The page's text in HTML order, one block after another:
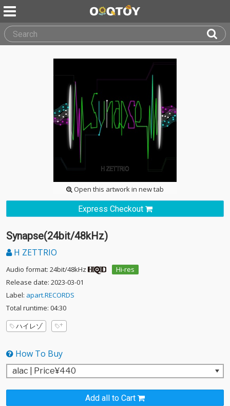
Open this artwork in new tab
Express Checkout
Synapse(24bit/48kHz)
H ZETTRIO
Audio format: 24bit/48kHz
Hi-res
Release date: 2023-03-01
Label: apart.RECORDS
Total runtime: 04:30
ハイレゾ
How To Buy
Add all to Cart